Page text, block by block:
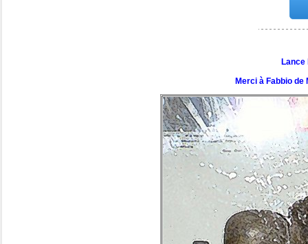
Merci à Fabbio